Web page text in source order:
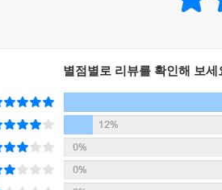
별점별로 리뷰를 확인해 보세
12%
0%
0%